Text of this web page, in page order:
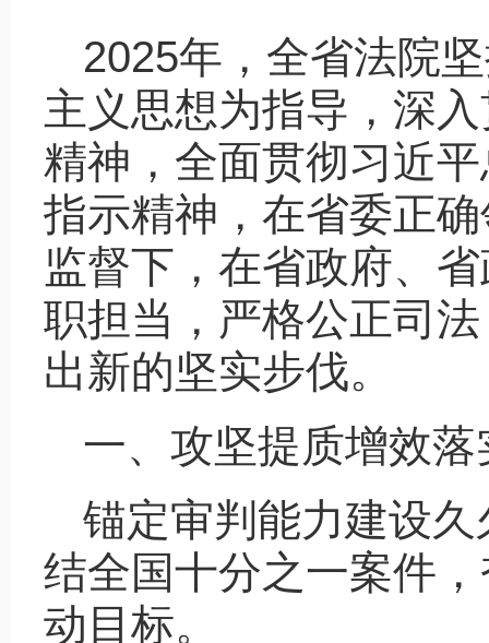
2025年，全省法院
主义思想为指导，深
精神，全面贯彻习近
指示精神，在省委正
监督下，在省政府、
职担当，严格公正司
出新的坚实步伐。
一、攻坚提质增效
锚定审判能力建设久
结全国十分之一案件
动目标。